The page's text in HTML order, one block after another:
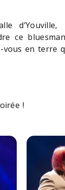
ce
en terre
!